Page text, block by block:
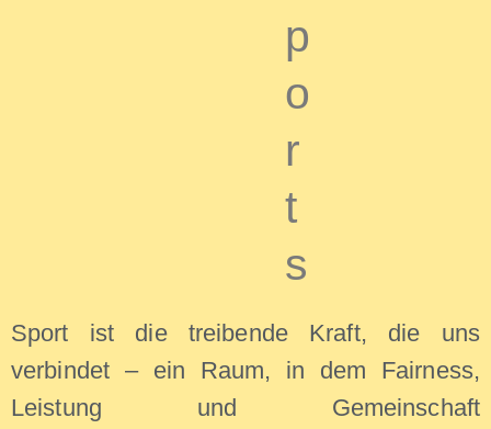
p
o
r
t
s
Sport ist die treibende Kraft, die uns
verbindet – ein Raum, in dem Fairness,
Leistung und Gemeinschaft